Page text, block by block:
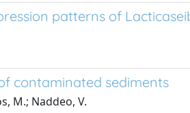
patterns of
contaminated sediments
M.; Naddeo, V.